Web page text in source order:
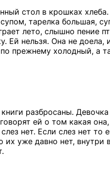
стол в крошках
тарелка большая,
лето, слышно пение
Ей нельзя. Она не доела,
прежнему холодный, а
разбросаны. Девочка
ей о том какая
нет. Если слез нет то
их уже давно нет, внутри